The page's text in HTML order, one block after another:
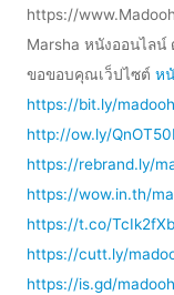
https://
Marsha หนังออนไลน์
ขอขอบคุณเว็ปไซต์ ห
https://bit.ly/
http://ow.ly/
https://rebrand.ly/
https://wow.in.th/
https://t.co/
https://cutt.ly/
https://is.gd/